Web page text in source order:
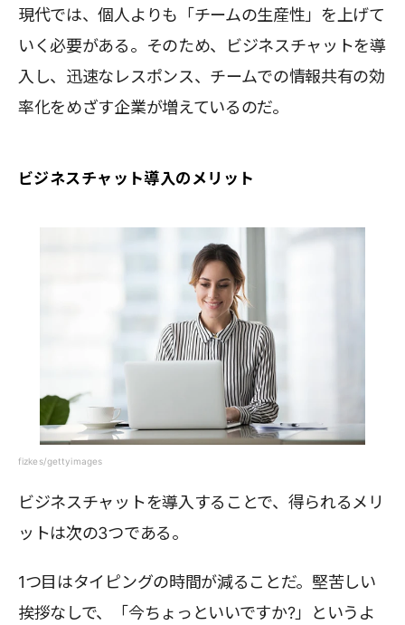
現代では、個人よりも「チームの生産性」を上げて
いく必要がある。そのため、ビジネスチャットを導
入し、迅速なレスポンス、チームでの情報共有の効
率化をめざす企業が増えているのだ。
ビジネスチャット導入のメリット
fizkes/gettyimages
ビジネスチャットを導入することで、得られるメリ
ットは次の3つである。
1つ目はタイピングの時間が減ることだ。堅苦しい
挨拶なしで、「今ちょっといいですか?」というよ